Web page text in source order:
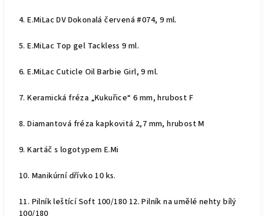
4. E.MiLac DV Dokonalá červená #074, 9 ml.
5. E.MiLac Top gel Tackless 9 ml.
6. E.MiLac Cuticle Oil Barbie Girl, 9 ml.
7. Keramická fréza „Kukuřice“ 6 mm, hrubost F
8. Diamantová fréza kapkovitá 2,7 mm, hrubost M
9. Kartáč s logotypem E.Mi
10. Manikúrní dřívko 10 ks.
11. Pilník leštící Soft 100/180 12. Pilník na umělé nehty bílý
100/180